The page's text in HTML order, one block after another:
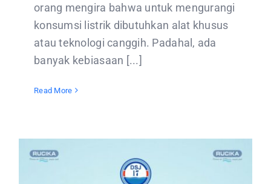
orang mengira bahwa untuk mengurangi
konsumsi listrik dibutuhkan alat khusus
atau teknologi canggih. Padahal, ada
banyak kebiasaan [...]
Read More